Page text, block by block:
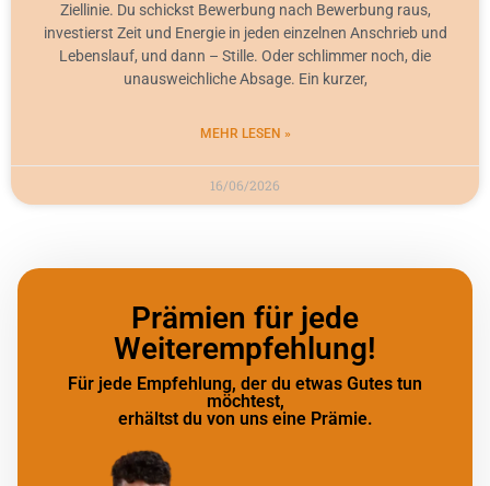
Ziellinie. Du schickst Bewerbung nach Bewerbung raus,
investierst Zeit und Energie in jeden einzelnen Anschrieb und
Lebenslauf, und dann – Stille. Oder schlimmer noch, die
unausweichliche Absage. Ein kurzer,
MEHR LESEN »
16/06/2026
Prämien für jede
Weiterempfehlung!
Für jede Empfehlung, der du etwas Gutes tun
möchtest,
erhältst du von uns eine Prämie.